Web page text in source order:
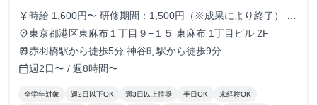
currency_yen 時給 1,600円〜 研修期間：1,500円（※成果により終了） 研
修終了後：1,600円～ ＼アポ獲得によるインセンティブあり
／ 1件〜10件：10,000円 11件〜20件：20,000円 ※毎月獲
得件数の計算はリセットされます 給与モデル ■月48時間稼
働、アポ10件の場合：176,800円 内訳：48時間×時給1,600
円＋10件×インセンティブ10,000円 ■月80時間稼働、アポ20
place東京都港区東麻布１丁目９−１５ 東麻布 1丁目ビル 2F
train赤羽橋駅から徒歩5分 神谷町駅から徒歩9分
calendar_today週2日〜 / 週8時間〜
全学年対象 週2日以下OK 週3日以上推奨 半日OK 未経験OK